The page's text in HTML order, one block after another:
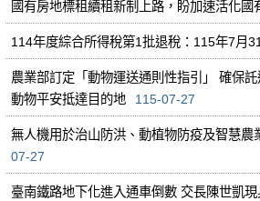
國有房地標租續租新制上路，盼加速活化國
114年度綜合所得稅第1批退稅：115年7月
農業部訂定「動物運送通則性指引」 確保
動物平安抵達目的地
115-07-27
無人機用於治山防洪、動植物防疫及智慧農
07-27
臺南鐵路地下化進入通車倒數 交長陳世凱